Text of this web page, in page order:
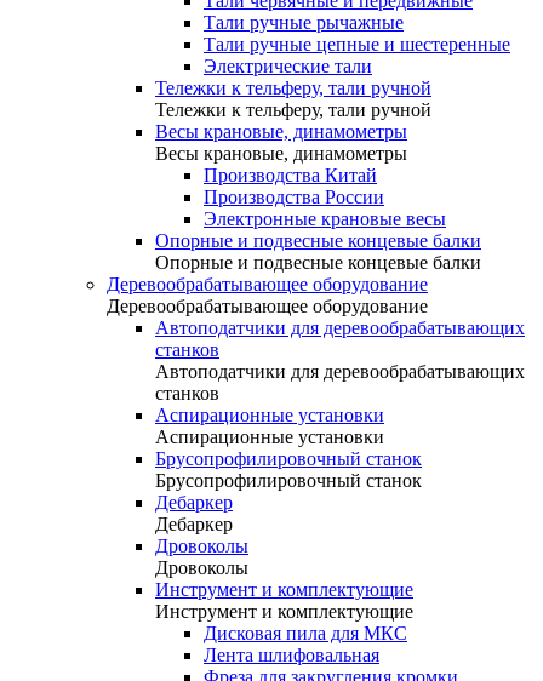
Тали ручные рычажные
Тали ручные цепные и шестеренные
Электрические тали
Тележки к тельферу, тали ручной
Тележки к тельферу, тали ручной
Весы крановые, динамометры
Весы крановые, динамометры
Производства Китай
Производства России
Электронные крановые весы
Опорные и подвесные концевые балки
Опорные и подвесные концевые балки
Деревообрабатывающее оборудование
Деревообрабатывающее оборудование
Автоподатчики для деревообрабатывающих
станков
Автоподатчики для деревообрабатывающих
станков
Аспирационные установки
Аспирационные установки
Брусопрофилировочный станок
Брусопрофилировочный станок
Дебаркер
Дебаркер
Дровоколы
Дровоколы
Инструмент и комплектующие
Инструмент и комплектующие
Дисковая пила для МКС
Лента шлифовальная
Фреза для закругления кромки